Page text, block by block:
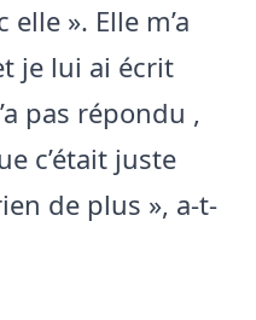
elle ». Elle m’a
je lui ai écrit
pas répondu ,
c’était juste
de plus », a-t-